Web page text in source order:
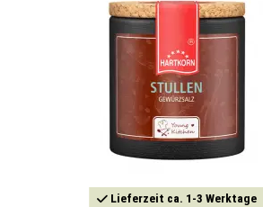
Lieferzeit ca. 1-3 Werktage